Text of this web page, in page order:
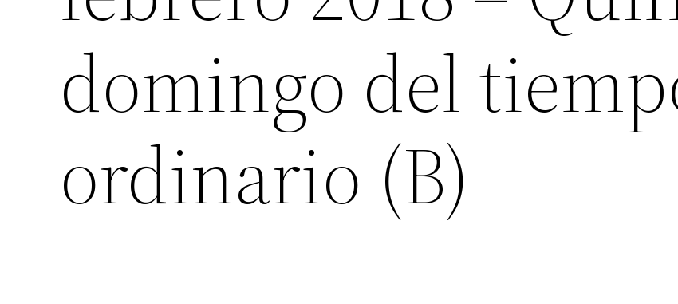
domingo del
ordinario (B)